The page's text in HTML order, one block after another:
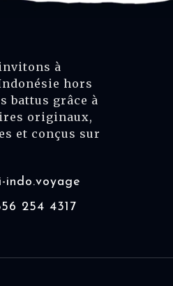
à
hors
battus grâce à
originaux,
et conçus sur
indo.voyage
254 4317